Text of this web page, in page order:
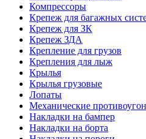
Компрессоры
Крепеж для багажных
Крепеж для ЗК
Крепеж ЗДА
Крепление для грузов
Крепления для лыж
Крылья
Крылья грузовые
Лопаты
Механические
Накладки на бампер
Накладки на борта